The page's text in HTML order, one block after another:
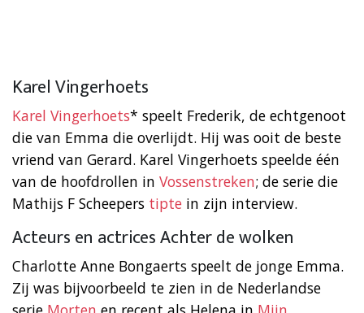
Karel Vingerhoets
Karel Vingerhoets* speelt Frederik, de echtgenoot
die van Emma die overlijdt. Hij was ooit de beste
vriend van Gerard. Karel Vingerhoets speelde één
van de hoofdrollen in Vossenstreken; de serie die
Mathijs F Scheepers tipte in zijn interview.
Acteurs en actrices Achter de wolken
Charlotte Anne Bongaerts speelt de jonge Emma.
Zij was bijvoorbeeld te zien in de Nederlandse